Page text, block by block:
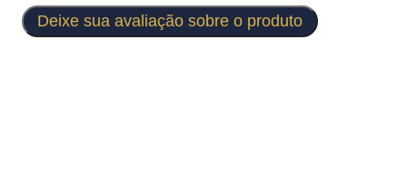
Deixe sua avaliação sobre o produto